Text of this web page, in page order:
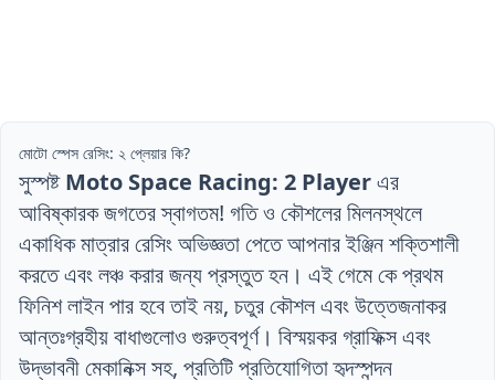
মোটো স্পেস রেসিং: ২ প্লেয়ার কি?
সুস্পষ্টMoto Space Racing: 2 Playerএর
আবিষ্কারক জগতের স্বাগতম! গতি ও কৌশলের মিলনস্থলে
একাধিক মাত্রার রেসিং অভিজ্ঞতা পেতে আপনার ইঞ্জিন শক্তিশালী
করতে এবং লঞ্চ করার জন্য প্রস্তুত হন। এই গেমে কে প্রথম
ফিনিশ লাইন পার হবে তাই নয়, চতুর কৌশল এবং উত্তেজনাকর
আন্তঃগ্রহীয় বাধাগুলোও গুরুত্বপূর্ণ। বিস্ময়কর গ্রাফিক্স এবং
উদ্ভাবনী মেকানিক্স সহ, প্রতিটি প্রতিযোগিতা হৃদস্পন্দন